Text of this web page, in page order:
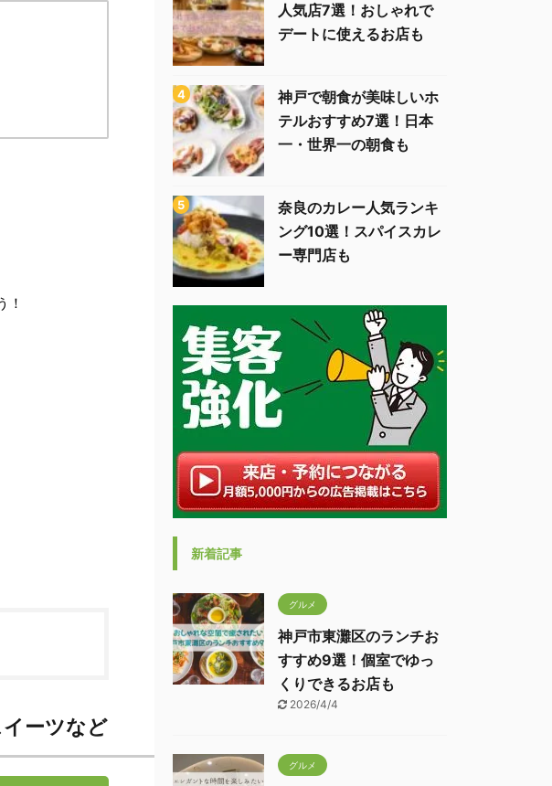
！
ーツなど
人気店7選！おしゃれで
デートに使えるお店も
神戸で朝食が美味しいホ
テルおすすめ7選！日本
一・世界一の朝食も
奈良のカレー人気ランキ
ング10選！スパイスカレ
ー専門店も
新着記事
グルメ
神戸市東灘区のランチお
すすめ9選！個室でゆっ
くりできるお店も
2026/4/4
グルメ